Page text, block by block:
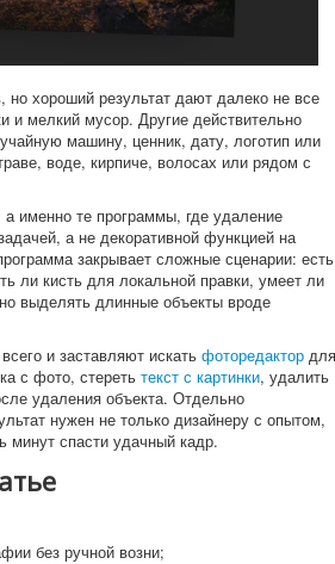
хороший результат дают далеко не все
мелкий мусор. Другие действительно
машину, ценник, дату, логотип или
воде, кирпиче, волосах или рядом с
именно те программы, где удаление
а не декоративной функцией на
закрывает сложные сценарии: есть
ли кисть для локальной правки, умеет ли
выделять длинные объекты вроде
и заставляют искать фоторедактор для
с фото, стереть текст с картинки, удалить
удаления объекта. Отдельно
нужен не только дизайнеру с опытом,
минут спасти удачный кадр.
без ручной возни;